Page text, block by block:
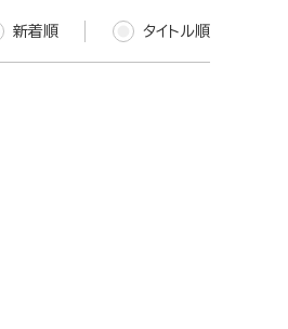
新着順 タイトル順